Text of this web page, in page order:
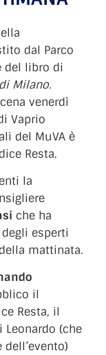
dal Parco
del libro di
Milano.
venerdì
Vaprio
del MuVA è
Resta.
la
che ha
esperti
mattinata.
il
Resta, il
Leonardo (che